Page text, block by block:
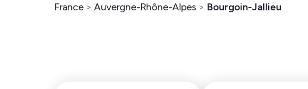
France > Auvergne-Rhône-Alpes > Bourgoin-Jallieu